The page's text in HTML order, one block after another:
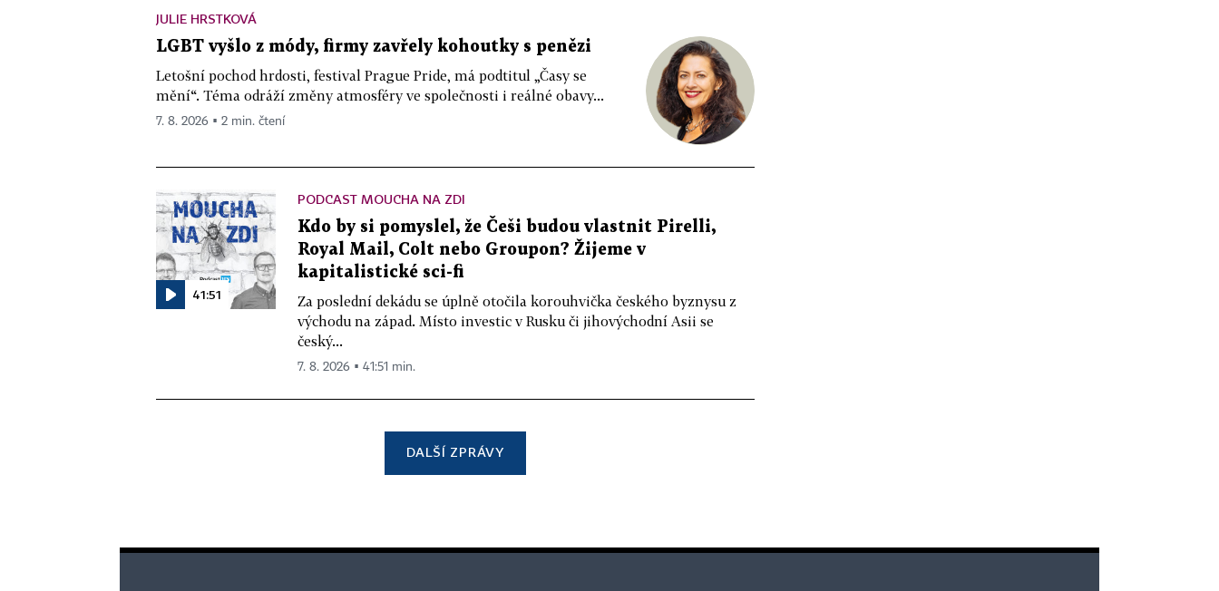
JULIE HRSTKOVÁ
LGBT vyšlo z módy, firmy zavřely kohoutky s penězi
Letošní pochod hrdosti, festival Prague Pride, má podtitul „Časy se
mění“. Téma odráží změny atmosféry ve společnosti i reálné obavy...
7. 8. 2026 ▪ 2 min. čtení
41:51
PODCAST MOUCHA NA ZDI
Kdo by si pomyslel, že Češi budou vlastnit Pirelli,
Royal Mail, Colt nebo Groupon? Žijeme v
kapitalistické sci-fi
Za poslední dekádu se úplně otočila korouhvička českého byznysu z
východu na západ. Místo investic v Rusku či jihovýchodní Asii se
český...
7. 8. 2026 ▪ 41:51 min.
DALŠÍ ZPRÁVY